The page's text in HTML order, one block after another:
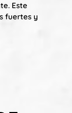
Este
fuertes y